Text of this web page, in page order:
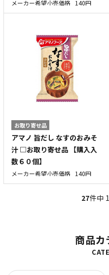
メーカー希望小売価格 140円
お取り寄せ品
アマノ 旨だし なすのおみそ
汁 □お取り寄せ品 【購入入
数６０個】
メーカー希望小売価格 140円
27件中
商品カ